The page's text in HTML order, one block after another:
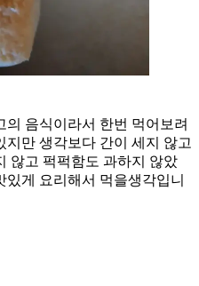
음식이라서 한번 먹어보려
지만 생각보다 간이 세지 않고
않고 퍽퍽함도 과하지 않았
게 요리해서 먹을생각입니